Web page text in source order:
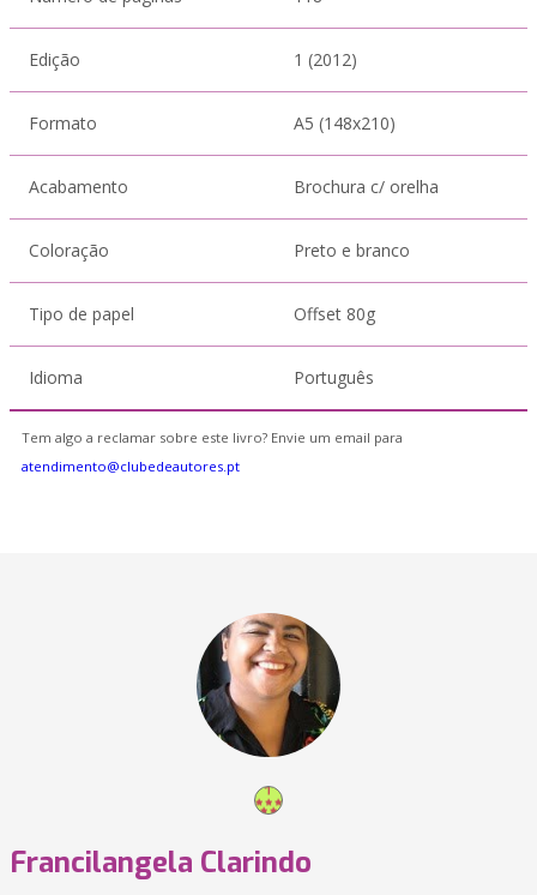
Edição 1 (2012)
Formato A5 (148x210)
Acabamento Brochura c/ orelha
Coloração Preto e branco
Tipo de papel Offset 80g
Idioma Português
Tem algo a reclamar sobre este livro? Envie um email para
atendimento@clubedeautores.pt
Francilangela Clarindo